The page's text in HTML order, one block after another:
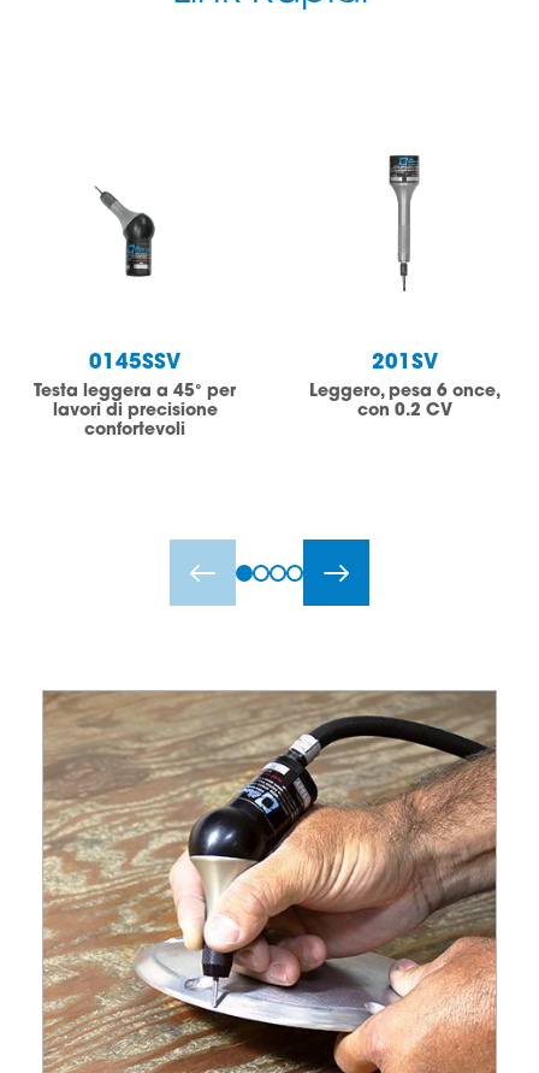
0145SSV
Testa leggera a 45° per
lavori di precisione
confortevoli
201SV
Leggero, pesa 6 once,
con 0.2 CV